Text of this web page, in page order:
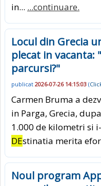
in... ...continuare.
Locul din Grecia
plecat in vacanta:
parcursi?"
publicat 2026-07-26 14:15:03 (
Carmen Bruma a
in Parga, Grecia,
1.000 de kilometri si
DEstinatia merita
Noul program